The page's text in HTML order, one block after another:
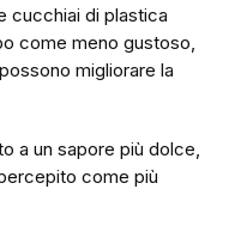
cucchiai di plastica
come meno gustoso,
migliorare la
a un sapore più dolce,
come più